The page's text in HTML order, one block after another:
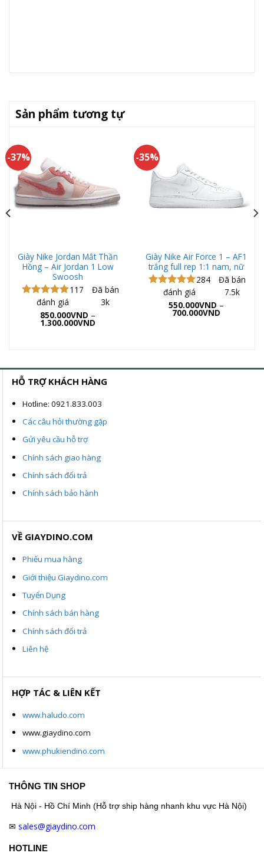
Sản phẩm tương tự
-37%
Giày Nike Jordan Mắt Thần
Hồng – Air Jordan 1 Low
Swoosh
Được xếp
hạng5.00
5 sao
117
đánh giá
Đã bán
3k
850.000VND –
1.300.000VND
-35%
Giày Nike Air Force 1 – AF1
trắng full rep 1:1 nam, nữ
Được xếp
hạng4.98
284
đánh giá
Đã bán
7.5k
550.000VND –
700.000VND
HỖ TRỢ KHÁCH HÀNG
Hotline: 0921.833.003
Các câu hỏi thường gặp
Gửi yêu cầu hỗ trợ
Chính sách giao hàng
Chính sách đổi trả
Chính sách bảo hành
VỀ GIAYDINO.COM
Phiếu mua hàng
Giới thiệu Giaydino.com
Tuyển Dụng
Chính sách bán hàng
Chính sách đổi trả
Liên hệ
HỢP TÁC & LIÊN KẾT
www.haludo.com
www.giaydino.com
www.phukiendino.com
THÔNG TIN SHOP
Hà Nội - Hồ Chí Minh (Hỗ trợ ship hàng nhanh khu vực Hà Nội)
✉ sales@giaydino.com
HOTLINE